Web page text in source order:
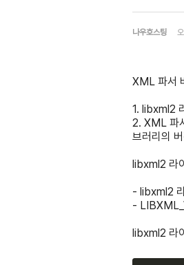
나우호스팅 오
XML 파서
1. libxml2
2. XML 파
브러리의
libxml2 라
- libxml2
-
libxml2 라